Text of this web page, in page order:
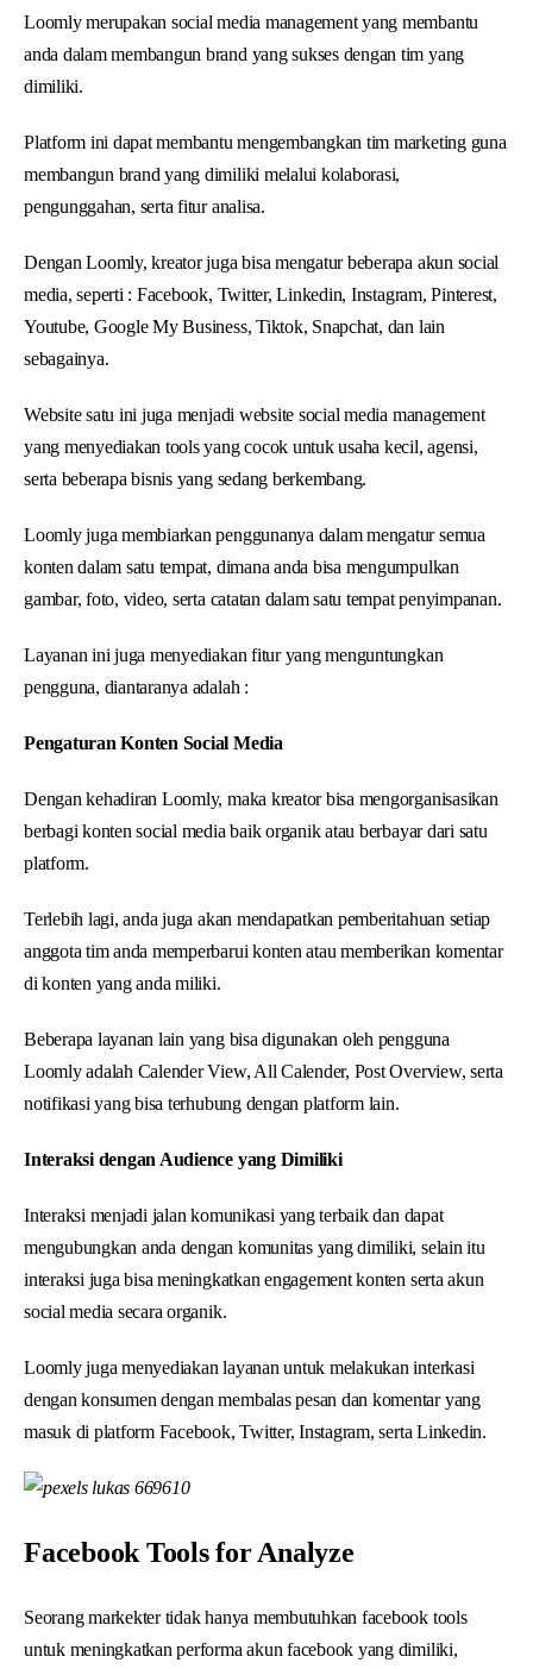
Loomly merupakan social media management yang membantu
anda dalam membangun brand yang sukses dengan tim yang
dimiliki.
Platform ini dapat membantu mengembangkan tim marketing guna
membangun brand yang dimiliki melalui kolaborasi,
pengunggahan, serta fitur analisa.
Dengan Loomly, kreator juga bisa mengatur beberapa akun social
media, seperti : Facebook, Twitter, Linkedin, Instagram, Pinterest,
Youtube, Google My Business, Tiktok, Snapchat, dan lain
sebagainya.
Website satu ini juga menjadi website social media management
yang menyediakan tools yang cocok untuk usaha kecil, agensi,
serta beberapa bisnis yang sedang berkembang.
Loomly juga membiarkan penggunanya dalam mengatur semua
konten dalam satu tempat, dimana anda bisa mengumpulkan
gambar, foto, video, serta catatan dalam satu tempat penyimpanan.
Layanan ini juga menyediakan fitur yang menguntungkan
pengguna, diantaranya adalah :
Pengaturan Konten Social Media
Dengan kehadiran Loomly, maka kreator bisa mengorganisasikan
berbagi konten social media baik organik atau berbayar dari satu
platform.
Terlebih lagi, anda juga akan mendapatkan pemberitahuan setiap
anggota tim anda memperbarui konten atau memberikan komentar
di konten yang anda miliki.
Beberapa layanan lain yang bisa digunakan oleh pengguna
Loomly adalah Calender View, All Calender, Post Overview, serta
notifikasi yang bisa terhubung dengan platform lain.
Interaksi dengan Audience yang Dimiliki
Interaksi menjadi jalan komunikasi yang terbaik dan dapat
mengubungkan anda dengan komunitas yang dimiliki, selain itu
interaksi juga bisa meningkatkan engagement konten serta akun
social media secara organik.
Loomly juga menyediakan layanan untuk melakukan interkasi
dengan konsumen dengan membalas pesan dan komentar yang
masuk di platform Facebook, Twitter, Instagram, serta Linkedin.
Facebook Tools for Analyze
Seorang markekter tidak hanya membutuhkan facebook tools
untuk meningkatkan performa akun facebook yang dimiliki,